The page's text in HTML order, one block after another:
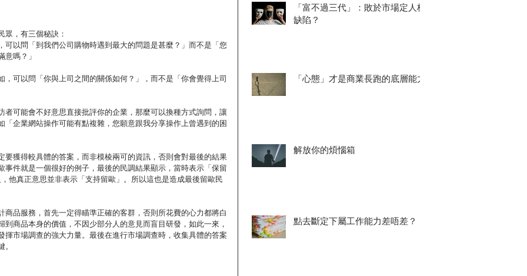
眾，有三個秘訣：
可以問「到我們公司購物時遇到最大的問題是甚麼？」而不是「您
嗎？」
，可以問「你與上司之間的關係如何？」，而不是「你會覺得上司
者可能會不好意思直接批評你的企業，那麼可以換種方式詢問，讓
「企業網站操作可能有點複雜，您願意跟我分享操作上曾遇到的困
要獲得較具體的答案，而非模棱兩可的資訊，否則會對最後的結果
事件就是一個很好的例子，最後的民調結果顯示，當時表示「保留
他真正意思並非表示「支持留歐」。所以這也是造成最後留歐民
商品服務，首先一定得瞄準正確的客群，否則所花費的心力都將白
到商品本身的價值，不因少部分人的意見而盲目研發，如此一來，
揮市場調查的強大力量。最後在進行市場調查時，收集具體的答案
「富不過三代」：敗於市場定人格
缺陷？
「心態」才是商業長跑的底層能力
解放你的煩惱箱
點去斷定下屬工作能力差唔差？